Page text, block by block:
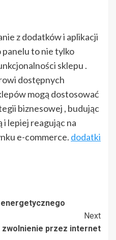
z dodatków i aplikacji
panelu to nie tylko
sklepu .
dostępnych
mogą dostosować
biznesowej , budując
lepiej reagując na
e-commerce. dodatki
energetycznego
Next
zwolnienie przez internet